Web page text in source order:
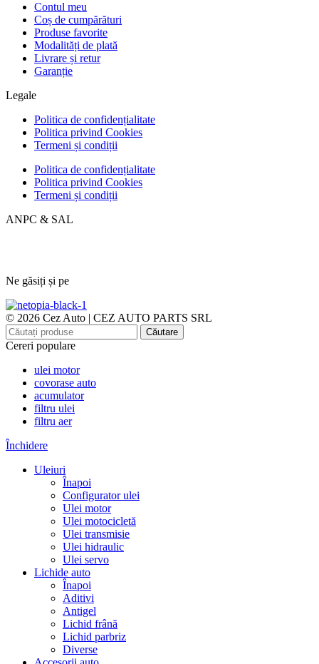
Contul meu
Coș de cumpărături
Produse favorite
Modalități de plată
Livrare și retur
Garanție
Legale
Politica de confidențialitate
Politica privind Cookies
Termeni și condiții
Politica de confidențialitate
Politica privind Cookies
Termeni și condiții
ANPC & SAL
Ne găsiți și pe
© 2026 Cez Auto | CEZ AUTO PARTS SRL
Căutare
Cereri populare
ulei motor
covorase auto
acumulator
filtru ulei
filtru aer
Închidere
Uleiuri
Înapoi
Configurator ulei
Ulei motor
Ulei motocicletă
Ulei transmisie
Ulei hidraulic
Ulei servo
Lichide auto
Înapoi
Aditivi
Antigel
Lichid frână
Lichid parbriz
Diverse